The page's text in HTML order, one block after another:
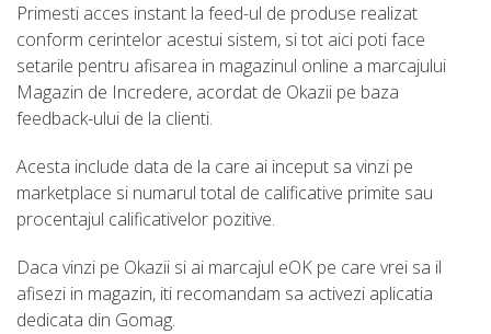
Primesti acces instant la feed-ul de produse realizat
conform cerintelor acestui sistem, si tot aici poti face
setarile pentru afisarea in magazinul online a marcajului
Magazin de Incredere, acordat de Okazii pe baza
feedback-ului de la clienti.
Acesta include data de la care ai inceput sa vinzi pe
marketplace si numarul total de calificative primite sau
procentajul calificativelor pozitive.
Daca vinzi pe Okazii si ai marcajul eOK pe care vrei sa il
afisezi in magazin, iti recomandam sa activezi aplicatia
dedicata din Gomag.